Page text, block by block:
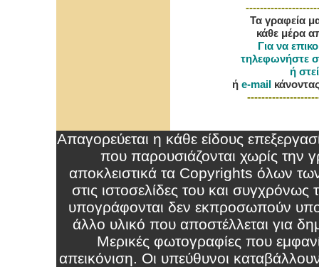
Τα γραφεία
κάθε μέρα
Για να
τηλεφωνήστε
ή
ή e-mail
Απαγορεύεται η κάθε είδους
που παρουσιάζονται χωρίς την
αποκλειστικά τα Copyrights όλων
στις ιστοσελίδες του και
υπογράφονται δεν εκπροσωπούν
άλλο υλικό που αποστέλλεται για
Μερικές φωτογραφίες που
απεικόνιση. Οι υπεύθυνοι